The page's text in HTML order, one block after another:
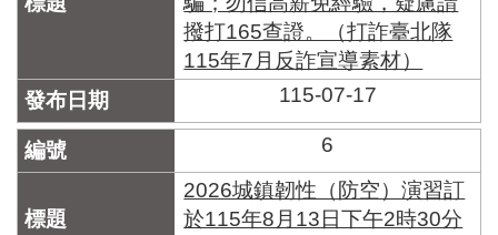
撥打165查證。（打詐臺北隊
115年7月反詐宣導素材）
115-07-17
6
2026城鎮韌性（防空）演習訂
於115年8月13日下午2時30分